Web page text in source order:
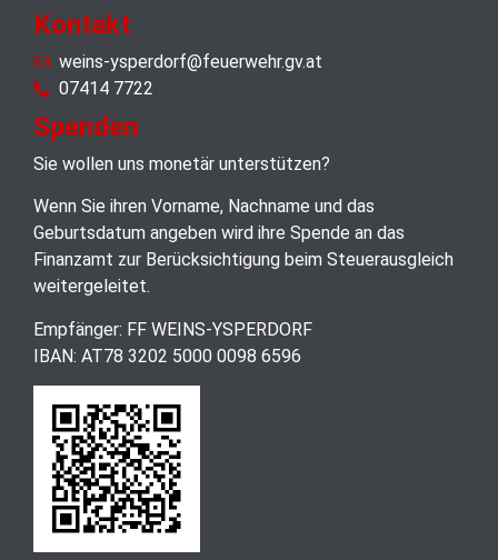
Kontakt
weins-ysperdorf@feuerwehr.gv.at
07414 7722
Spenden
Sie wollen uns monetär unterstützen?
Wenn Sie ihren Vorname, Nachname und das
Geburtsdatum angeben wird ihre Spende an das
Finanzamt zur Berücksichtigung beim Steuerausgleich
weitergeleitet.
Empfänger: FF WEINS-YSPERDORF
IBAN: AT78 3202 5000 0098 6596